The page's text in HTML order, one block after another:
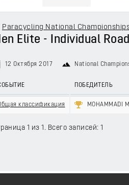
Paracycling National
Elite - Individual
12 Октября 2017 National
ПОБЕДИТЕЛЬ
классификация MOHAMMADI
1 из 1. Всего записей: 1